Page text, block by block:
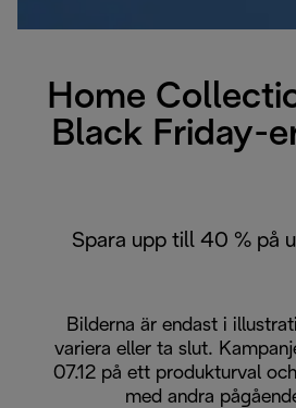
Home
Black Friday-
Spara upp till 40 % på
Bilderna är endast i
variera eller ta slut.
07.12 på ett produkturval
med andra